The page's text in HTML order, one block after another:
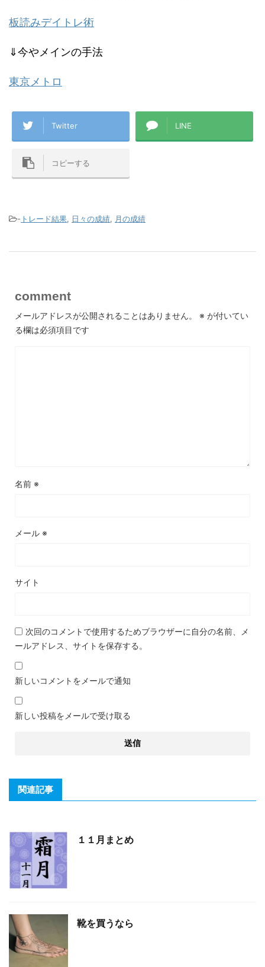
板読みデイトレ術
⇓今やメインの手法
東京メトロ
Twitter LINE
コピーする
- トレード結果, 日々の成績, 月の成績
comment
メールアドレスが公開されることはありません。 ※ が付いてい
る欄は必須項目です
名前 ※
メール ※
サイト
次回のコメントで使用するためブラウザーに自分の名前、メ
ールアドレス、サイトを保存する。
新しいコメントをメールで通知
新しい投稿をメールで受け取る
関連記事
１１月まとめ
靴を買うなら